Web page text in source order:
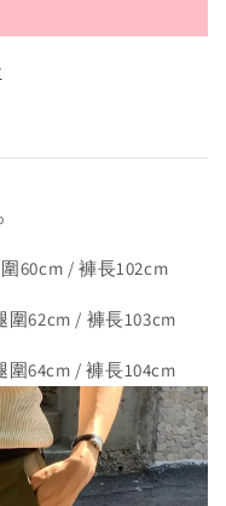
60cm / 褲長102cm
62cm / 褲長103cm
64cm / 褲長104cm